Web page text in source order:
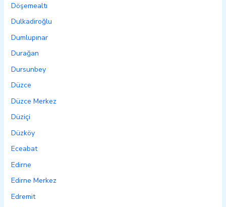
Döşemealtı
Dulkadiroğlu
Dumlupınar
Durağan
Dursunbey
Düzce
Düzce Merkez
Düziçi
Düzköy
Eceabat
Edirne
Edirne Merkez
Edremit